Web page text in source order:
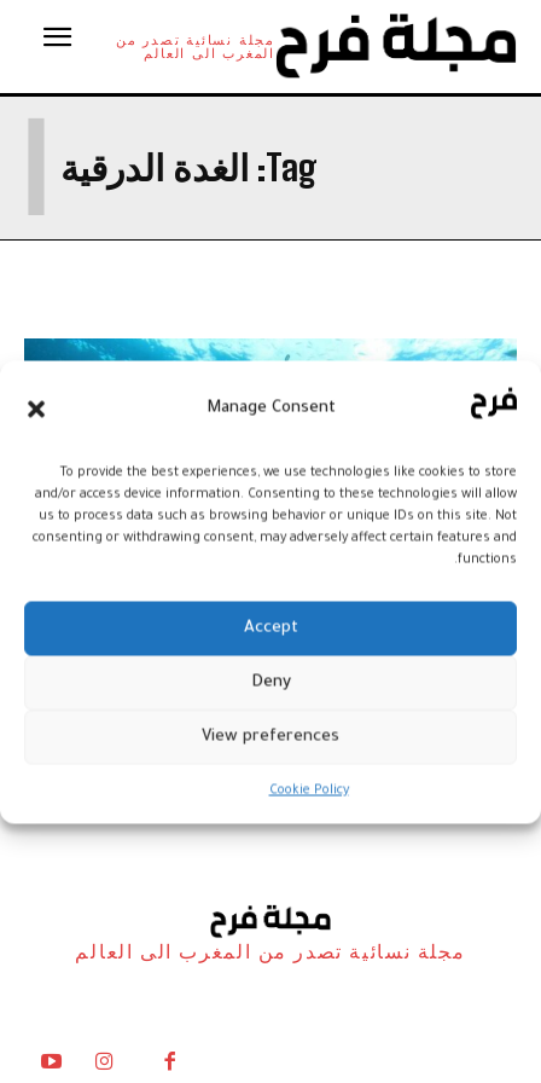
Manage Consent
To provide the best experiences, we use technologies like cookies to store
and/or access device information. Consenting to these technologies will allow
us to process data such as browsing behavior or unique IDs on this site. Not
consenting or withdrawing consent, may adversely affect certain features and
functions.
Accept
Deny
View preferences
Cookie Policy
مجلة نسائية تصدر من
المغرب الى العالم
Tag: الغدة الدرقية
الطحالب: غذاء بحري غني يحتاج إلى
مجلة نسائية تصدر من المغرب الى العالم